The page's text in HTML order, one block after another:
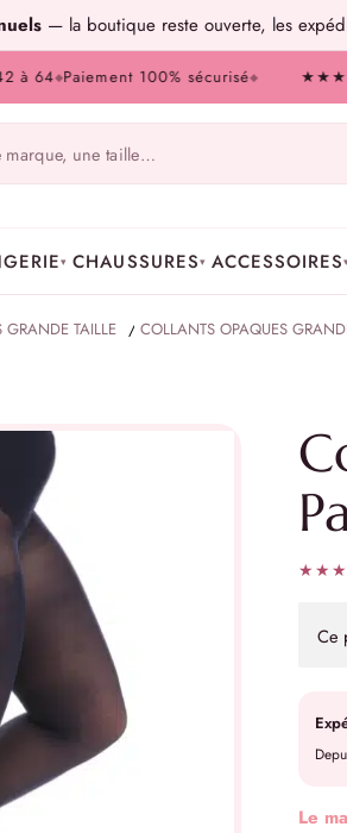
— la boutique reste ouverte, les
◆ Paiement 100% sécurisé◆ ★★★★★
▾ CHAUSSURES▾ ACCESSOIRES
TAILLE / COLLANTS OPAQUES
Ce
Le